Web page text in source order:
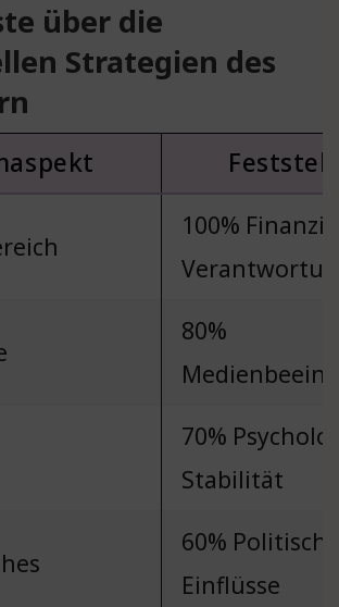
über die
Strategien des
100%
80%
70%
Stabilität
60% Politische
Einflüsse